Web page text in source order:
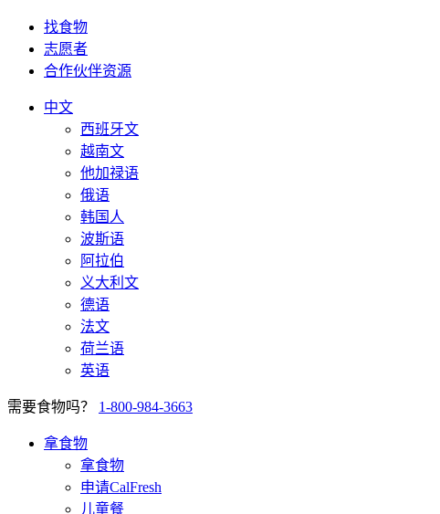
找食物
志愿者
合作伙伴资源
中文
西班牙文
越南文
他加禄语
俄语
韩国人
波斯语
阿拉伯
义大利文
德语
法文
荷兰语
英语
需要食物吗？ 1-800-984-3663
拿食物
拿食物
申请CalFresh
儿童餐